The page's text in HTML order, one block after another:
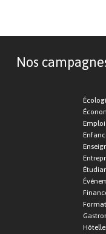
Nos
Emploi